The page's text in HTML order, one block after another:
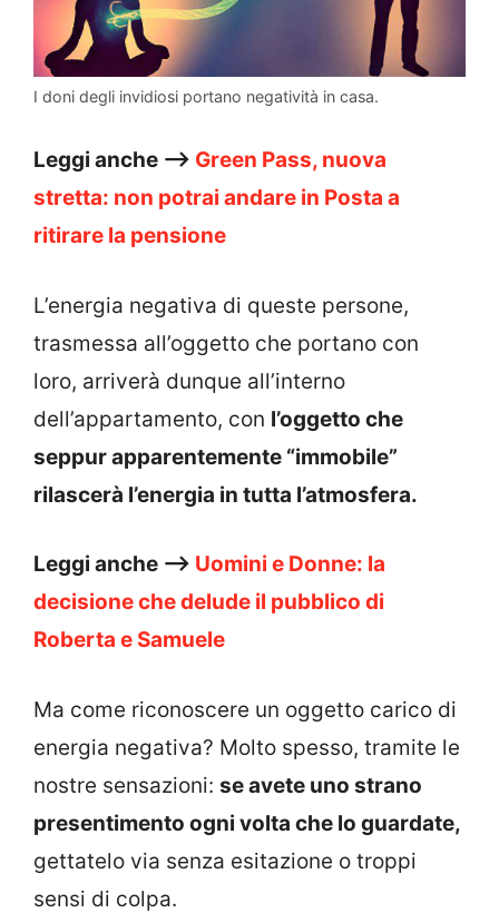
I doni degli invidiosi portano negatività in casa.
Leggi anche –> Green Pass, nuova
stretta: non potrai andare in Posta a
ritirare la pensione
L’energia negativa di queste persone,
trasmessa all’oggetto che portano con
loro, arriverà dunque all’interno
dell’appartamento, con l’oggetto che
seppur apparentemente “immobile”
rilascerà l’energia in tutta l’atmosfera.
Leggi anche –> Uomini e Donne: la
decisione che delude il pubblico di
Roberta e Samuele
Ma come riconoscere un oggetto carico di
energia negativa? Molto spesso, tramite le
nostre sensazioni: se avete uno strano
presentimento ogni volta che lo guardate,
gettatelo via senza esitazione o troppi
sensi di colpa.